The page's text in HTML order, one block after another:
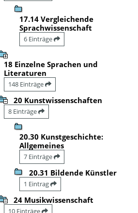
17.14 Vergleichende
Sprachwissenschaft
6 Einträge
18 Einzelne Sprachen und
Literaturen
148 Einträge
20 Kunstwissenschaften
8 Einträge
20.30 Kunstgeschichte:
Allgemeines
7 Einträge
20.31 Bildende Künstler
1 Eintrag
24 Musikwissenschaft
10 Einträge